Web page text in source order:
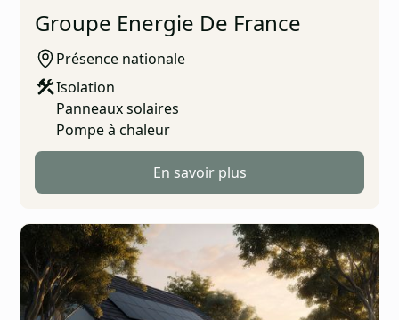
Groupe Energie De France
Présence nationale
Isolation
Panneaux solaires
Pompe à chaleur
En savoir plus